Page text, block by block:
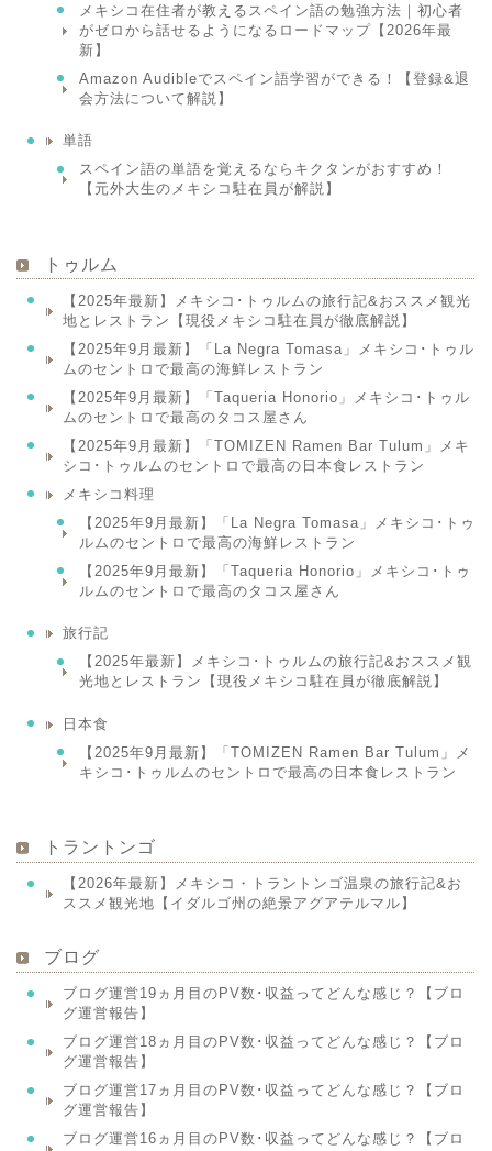
メキシコ在住者が教えるスペイン語の勉強方法｜初心者
がゼロから話せるようになるロードマップ【2026年最
新】
Amazon Audibleでスペイン語学習ができる！【登録&退
会方法について解説】
単語
スペイン語の単語を覚えるならキクタンがおすすめ！
【元外大生のメキシコ駐在員が解説】
トゥルム
【2025年最新】メキシコ･トゥルムの旅行記&おススメ観光
地とレストラン【現役メキシコ駐在員が徹底解説】
【2025年9月最新】「La Negra Tomasa」メキシコ･トゥル
ムのセントロで最高の海鮮レストラン
【2025年9月最新】「Taqueria Honorio」メキシコ･トゥル
ムのセントロで最高のタコス屋さん
【2025年9月最新】「TOMIZEN Ramen Bar Tulum」メキ
シコ･トゥルムのセントロで最高の日本食レストラン
メキシコ料理
【2025年9月最新】「La Negra Tomasa」メキシコ･トゥ
ルムのセントロで最高の海鮮レストラン
【2025年9月最新】「Taqueria Honorio」メキシコ･トゥ
ルムのセントロで最高のタコス屋さん
旅行記
【2025年最新】メキシコ･トゥルムの旅行記&おススメ観
光地とレストラン【現役メキシコ駐在員が徹底解説】
日本食
【2025年9月最新】「TOMIZEN Ramen Bar Tulum」メ
キシコ･トゥルムのセントロで最高の日本食レストラン
トラントンゴ
【2026年最新】メキシコ・トラントンゴ温泉の旅行記&お
ススメ観光地【イダルゴ州の絶景アグアテルマル】
ブログ
ブログ運営19ヵ月目のPV数･収益ってどんな感じ？【ブロ
グ運営報告】
ブログ運営18ヵ月目のPV数･収益ってどんな感じ？【ブロ
グ運営報告】
ブログ運営17ヵ月目のPV数･収益ってどんな感じ？【ブロ
グ運営報告】
ブログ運営16ヵ月目のPV数･収益ってどんな感じ？【ブロ